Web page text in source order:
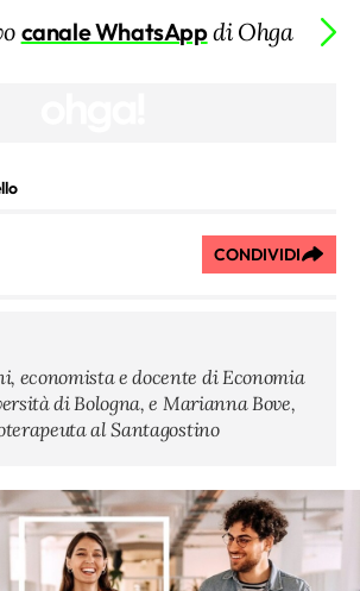
canale WhatsAppdi Ohga
CONDIVIDI
economista e docente di Economia
di Bologna, e Marianna Bove,
al Santagostino